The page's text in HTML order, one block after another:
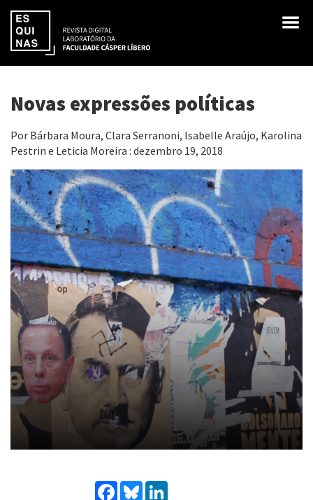
Novas expressões políticas
Por Bárbara Moura, Clara Serranoni, Isabelle Araújo, Karolina
Pestrin e Leticia Moreira : dezembro 19, 2018
Facebook
Bluesky